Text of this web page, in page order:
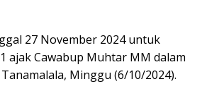
27 November 2024 untuk
ajak Cawabup Muhtar MM dalam
Minggu (6/10/2024).